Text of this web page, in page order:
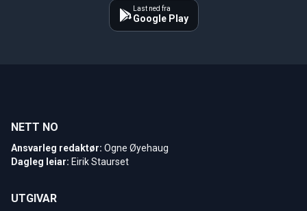
Last ned fra
Google Play
NETT NO
Ansvarleg redaktør: Ogne Øyehaug
Dagleg leiar: Eirik Staurset
UTGIVAR